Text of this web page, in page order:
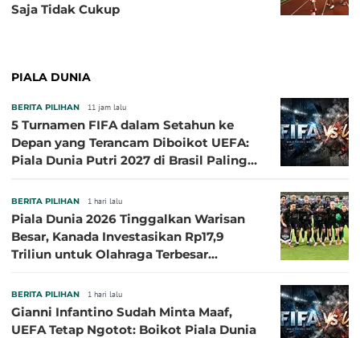
Saja Tidak Cukup
PIALA DUNIA
BERITA PILIHAN 11 jam lalu
5 Turnamen FIFA dalam Setahun ke
Depan yang Terancam Diboikot UEFA:
Piala Dunia Putri 2027 di Brasil Paling
BERITA PILIHAN 1 hari lalu
Piala Dunia 2026 Tinggalkan Warisan
Besar, Kanada Investasikan Rp17,9
Triliun untuk Olahraga Terbesar
BERITA PILIHAN 1 hari lalu
Gianni Infantino Sudah Minta Maaf,
UEFA Tetap Ngotot: Boikot Piala Dunia